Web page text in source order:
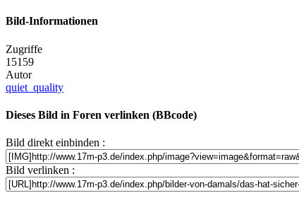
Bild-Informationen
Zugriffe
15159
Autor
quiet_quality
Dieses Bild in Foren verlinken (BBcode)
Bild direkt einbinden :
Bild verlinken :